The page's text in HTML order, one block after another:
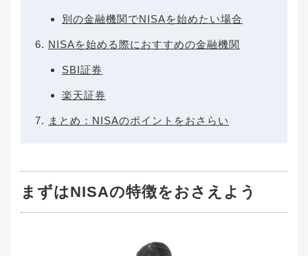
別の金融機関でNISAを始めたい場合
NISAを始める際におすすめの金融機関
SBI証券
楽天証券
まとめ：NISAのポイントをおさらい
まずはNISAの特徴をおさえよう